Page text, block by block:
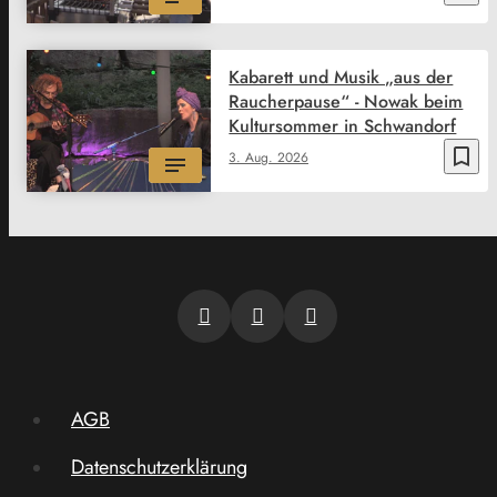
bookmark_border
3. Aug. 2026
Kabarett und Musik „aus der
Raucherpause“ - Nowak beim
Kultursommer in Schwandorf
AGB
Datenschutzerklärung